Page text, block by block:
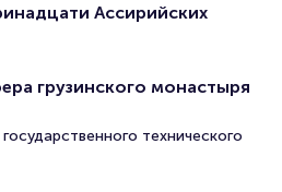
Ассирийских
грузинского монастыря
технического